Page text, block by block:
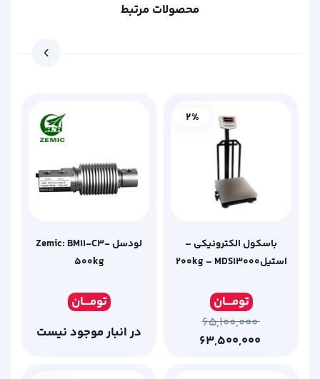
محصولات مرتبط
باسکول الکترونیکی –
استیل200kg – MDS13000
تومـــان
۶۵,۱۰۰,۰۰۰
2%
لودسل Zemic: BM11-C3-
500kg
تومـــان
در انبار موجود نیست